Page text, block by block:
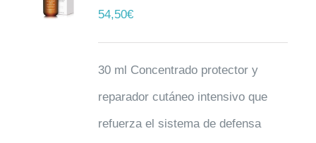
54,50€
30 ml Concentrado protector y
reparador cutáneo intensivo que
refuerza el sistema de defensa